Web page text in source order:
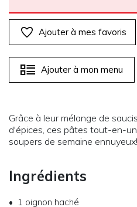
Ajouter à mes favoris
Ajouter à mon menu
Grâce à leur mélange de
d'épices, ces pâtes tout-en-
soupers de semaine ennuyeux!
Ingrédients
1 oignon haché